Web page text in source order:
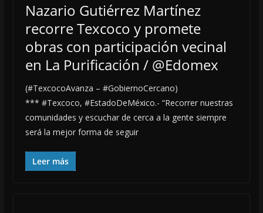
Nazario Gutiérrez Martínez
recorre Texcoco y promete
obras con participación vecinal
en La Purificación / @Edomex
(#TexcocoAvanza – #GobiernoCercano)
*** #Texcoco, #EstadoDeMéxico.- “Recorrer nuestras
comunidades y escuchar de cerca a la gente siempre
será la mejor forma de seguir
Leer más